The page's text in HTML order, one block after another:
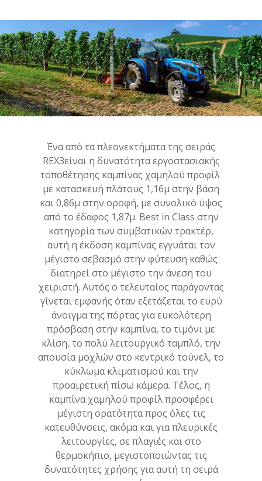
Ένα από τα πλεονεκτήματα της σειράς
REX3είναι η δυνατότητα εργοστασιακής
τοποθέτησης καμπίνας χαμηλού προφίλ
με κατασκευή πλάτους 1,16μ στην βάση
και 0,86μ στην οροφή, με συνολικό ύψος
από το έδαφος 1,87μ. Best in Class στην
κατηγορία των συμβατικών τρακτέρ,
αυτή η έκδοση καμπίνας εγγυάται τον
μέγιστο σεβασμό στην φύτευση καθώς
διατηρεί στο μέγιστο την άνεση του
χειριστή. Αυτός ο τελευταίος παράγοντας
γίνεται εμφανής όταν εξετάζεται το ευρύ
άνοιγμα της πόρτας για ευκολότερη
πρόσβαση στην καμπίνα, το τιμόνι με
κλίση, το πολύ λειτουργικό ταμπλό, την
απουσία μοχλών στο κεντρικό τούνελ, το
κύκλωμα κλιματισμού και την
προαιρετική πίσω κάμερα. Τέλος, η
καμπίνα χαμηλού προφίλ προσφέρει
μέγιστη ορατότητα προς όλες τις
κατευθύνσεις, ακόμα και για πλευρικές
λειτουργίες, σε πλαγιές και στο
θερμοκήπιο, μεγιστοποιώντας τις
δυνατότητες χρήσης για αυτή τη σειρά